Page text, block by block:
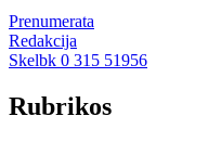
Prenumerata
Redakcija
Skelbk 0 315 51956
Rubrikos